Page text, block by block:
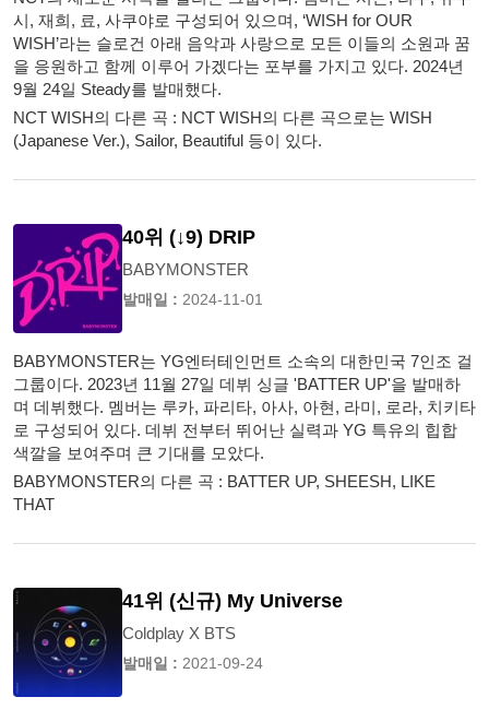
시, 재희, 료, 사쿠야로 구성되어 있으며, ‘WISH for OUR
WISH’라는 슬로건 아래 음악과 사랑으로 모든 이들의 소원과 꿈
을 응원하고 함께 이루어 가겠다는 포부를 가지고 있다. 2024년
9월 24일 Steady를 발매했다.
NCT WISH의 다른 곡 : NCT WISH의 다른 곡으로는 WISH
(Japanese Ver.), Sailor, Beautiful 등이 있다.
40위 (↓9) DRIP
BABYMONSTER
발매일 : 2024-11-01
BABYMONSTER는 YG엔터테인먼트 소속의 대한민국 7인조 걸
그룹이다. 2023년 11월 27일 데뷔 싱글 'BATTER UP'을 발매하
며 데뷔했다. 멤버는 루카, 파리타, 아사, 아현, 라미, 로라, 치키타
로 구성되어 있다. 데뷔 전부터 뛰어난 실력과 YG 특유의 힙합
색깔을 보여주며 큰 기대를 모았다.
BABYMONSTER의 다른 곡 : BATTER UP, SHEESH, LIKE
THAT
41위 (신규) My Universe
Coldplay X BTS
발매일 : 2021-09-24